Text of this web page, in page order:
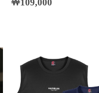
￦109,000